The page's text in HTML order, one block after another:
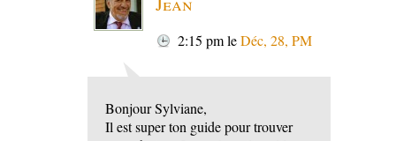
2:15 pmleDéc, 28, PM
Bonjour Sylviane,
Il est super ton guide pour trouver